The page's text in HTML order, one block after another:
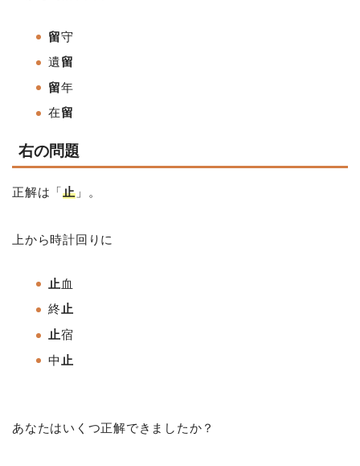
留守
遺留
留年
在留
右の問題
正解は「止」。
上から時計回りに
止 血
終止
止宿
中 止
あなたはいくつ正解できましたか？